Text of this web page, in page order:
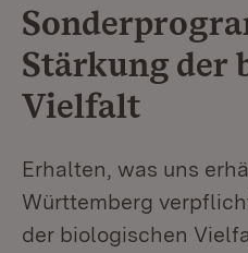
Stärkung der
Vielfalt
Erhalten, was uns
Württemberg
der biologischen